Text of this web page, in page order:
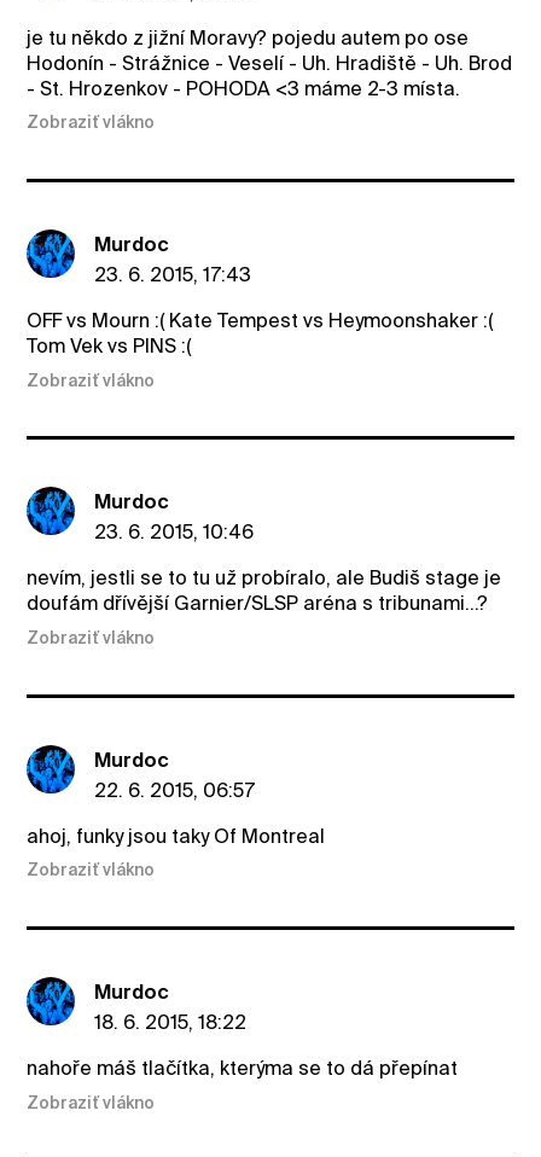
je tu někdo z jižní Moravy? pojedu autem po ose
Hodonín - Strážnice - Veselí - Uh. Hradiště - Uh. Brod
- St. Hrozenkov - POHODA <3 máme 2-3 místa.
Zobraziť vlákno
Murdoc
23. 6. 2015, 17:43
OFF vs Mourn :( Kate Tempest vs Heymoonshaker :(
Tom Vek vs PINS :(
Zobraziť vlákno
Murdoc
23. 6. 2015, 10:46
nevím, jestli se to tu už probíralo, ale Budiš stage je
doufám dřívější Garnier/SLSP aréna s tribunami...?
Zobraziť vlákno
Murdoc
22. 6. 2015, 06:57
ahoj, funky jsou taky Of Montreal
Zobraziť vlákno
Murdoc
18. 6. 2015, 18:22
nahoře máš tlačítka, kterýma se to dá přepínat
Zobraziť vlákno